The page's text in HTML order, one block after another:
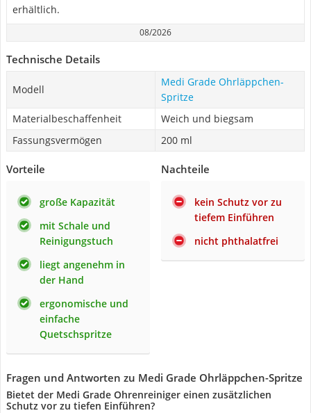
erhältlich.
08/2026
Technische Details
Modell
Medi Grade Ohrläppchen-
Spritze
Materialbeschaffenheit
Weich und biegsam
Fassungsvermögen
200 ml
Vorteile
große Kapazität
mit Schale und
Reinigungstuch
liegt angenehm in
der Hand
ergonomische und
einfache
Quetschspritze
Nachteile
kein Schutz vor zu
tiefem Einführen
nicht phthalatfrei
Fragen und Antworten zu Medi Grade Ohrläppchen-Spritze
Bietet der Medi Grade Ohrenreiniger einen zusätzlichen
Schutz vor zu tiefen Einführen?